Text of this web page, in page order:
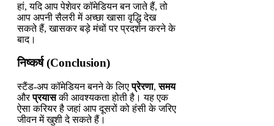
हां, यदि आप पेशेवर कॉमेडियन बन जाते हैं, तो
आप अपनी सैलरी में अच्छा खासा वृद्धि देख
सकते हैं, खासकर बड़े मंचों पर प्रदर्शन करने के
बाद।
निष्कर्ष (Conclusion)
स्टैंड-अप कॉमेडियन बनने के लिएप्रेरणा,समय
औरप्रयासकी आवश्यकता होती है। यह एक
ऐसा करियर है जहां आप दूसरों को हंसी के जरिए
जीवन में खुशी दे सकते हैं।